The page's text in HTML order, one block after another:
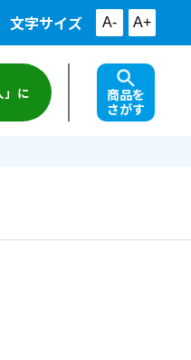
文字サイズ A- A+
」に
商品を
さがす